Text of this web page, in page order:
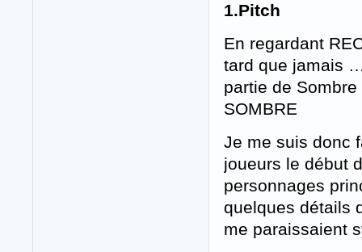
1.Pitch
En regardant
tard que jamais
partie de
SOMBRE
Je me suis donc
joueurs le début
personnages
quelques détails
me paraissaient